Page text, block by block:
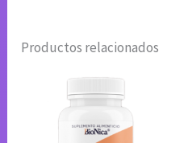
Productos relacionados